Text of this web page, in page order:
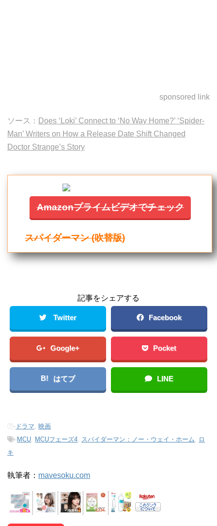
sponsored link
ソース：
Does ‘Loki’ Connect to ‘No Way Home?’ ‘Spider-
Man’ Writers on How a Release Date Shift Changed
Doctor Strange’s Story
Amazonプライムビデオでチェック
スパイダーマン (吹替版)
記事をシェアする
Twitter Facebook
Google+ Pocket
B! はてブ LINE
- ドラマ 映画
-MCU MCUフェーズ4 スパイダーマン：ノー・ウェイ・ホーム ロ
キ
執筆者： mavesoku.com